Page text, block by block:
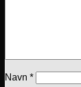
Navn *